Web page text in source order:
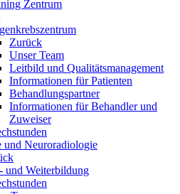
Zentrum
Zurück
Unser Team
Leitbild und Qualitätsmanagement
Informationen für Patienten
Behandlungspartner
Informationen für Behandler und
Zuweiser
und Neuroradiologie
und Weiterbildung